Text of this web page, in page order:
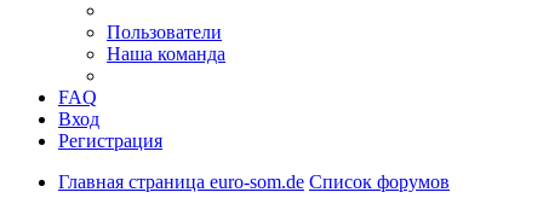
Пользователи
Наша команда
FAQ
Вход
Регистрация
Главная страница euro-som.de Список форумов